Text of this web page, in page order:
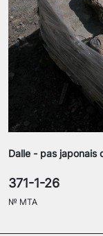
Dalle - pas japonais
371-1-26
№ MTA